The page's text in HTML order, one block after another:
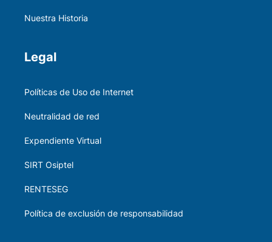
Nuestra Historia
Legal
Políticas de Uso de Internet
Neutralidad de red
Expendiente Virtual
SIRT Osiptel
RENTESEG
Política de exclusión de responsabilidad